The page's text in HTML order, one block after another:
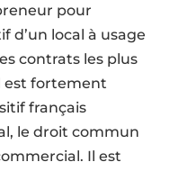
pour
d’un local à usage
contrats les plus
est fortement
français
le droit commun
Il est